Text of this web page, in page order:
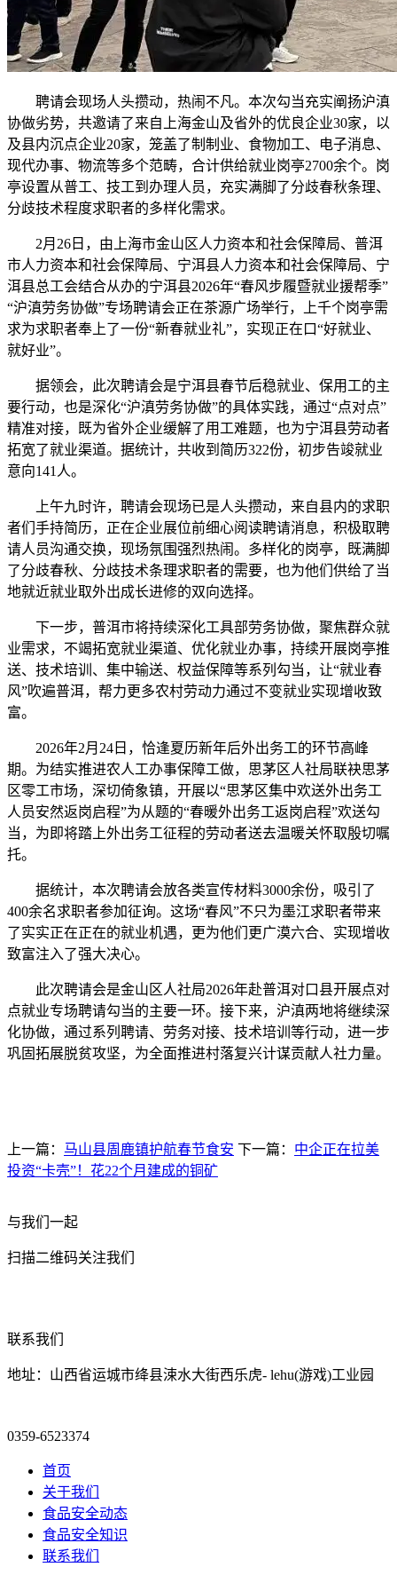
聘请会现场人头攒动，热闹不凡。本次勾当充实阐扬沪滇
协做劣势，共邀请了来自上海金山及省外的优良企业30家，以
及县内沉点企业20家，笼盖了制制业、食物加工、电子消息、
现代办事、物流等多个范畴，合计供给就业岗亭2700余个。岗
亭设置从普工、技工到办理人员，充实满脚了分歧春秋条理、
分歧技术程度求职者的多样化需求。
2月26日，由上海市金山区人力资本和社会保障局、普洱
市人力资本和社会保障局、宁洱县人力资本和社会保障局、宁
洱县总工会结合从办的宁洱县2026年“春风步履暨就业援帮季”
“沪滇劳务协做”专场聘请会正在茶源广场举行，上千个岗亭需
求为求职者奉上了一份“新春就业礼”，实现正在口“好就业、
就好业”。
据领会，此次聘请会是宁洱县春节后稳就业、保用工的主
要行动，也是深化“沪滇劳务协做”的具体实践，通过“点对点”
精准对接，既为省外企业缓解了用工难题，也为宁洱县劳动者
拓宽了就业渠道。据统计，共收到简历322份，初步告竣就业
意向141人。
上午九时许，聘请会现场已是人头攒动，来自县内的求职
者们手持简历，正在企业展位前细心阅读聘请消息，积极取聘
请人员沟通交换，现场氛围强烈热闹。多样化的岗亭，既满脚
了分歧春秋、分歧技术条理求职者的需要，也为他们供给了当
地就近就业取外出成长进修的双向选择。
下一步，普洱市将持续深化工具部劳务协做，聚焦群众就
业需求，不竭拓宽就业渠道、优化就业办事，持续开展岗亭推
送、技术培训、集中输送、权益保障等系列勾当，让“就业春
风”吹遍普洱，帮力更多农村劳动力通过不变就业实现增收致
富。
2026年2月24日，恰逢夏历新年后外出务工的环节高峰
期。为结实推进农人工办事保障工做，思茅区人社局联袂思茅
区零工市场，深切倚象镇，开展以“思茅区集中欢送外出务工
人员安然返岗启程”为从题的“春暖外出务工返岗启程”欢送勾
当，为即将踏上外出务工征程的劳动者送去温暖关怀取殷切嘱
托。
据统计，本次聘请会放各类宣传材料3000余份，吸引了
400余名求职者参加征询。这场“春风”不只为墨江求职者带来
了实实正在正在的就业机遇，更为他们更广漠六合、实现增收
致富注入了强大决心。
此次聘请会是金山区人社局2026年赴普洱对口县开展点对
点就业专场聘请勾当的主要一环。接下来，沪滇两地将继续深
化协做，通过系列聘请、劳务对接、技术培训等行动，进一步
巩固拓展脱贫攻坚，为全面推进村落复兴计谋贡献人社力量。
上一篇： 马山县周鹿镇护航春节食安 下一篇： 中企正在拉美
投资“卡壳”！花22个月建成的铜矿
与我们一起
扫描二维码关注我们
联系我们
地址：山西省运城市绛县涑水大街西乐虎- lehu(游戏)工业园
0359-6523374
首页
关于我们
食品安全动态
食品安全知识
联系我们